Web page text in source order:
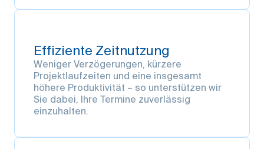
Effiziente Zeitnutzung
Weniger Verzögerungen, kürzere
Projektlaufzeiten und eine insgesamt
höhere Produktivität – so unterstützen wir
Sie dabei, Ihre Termine zuverlässig
einzuhalten.